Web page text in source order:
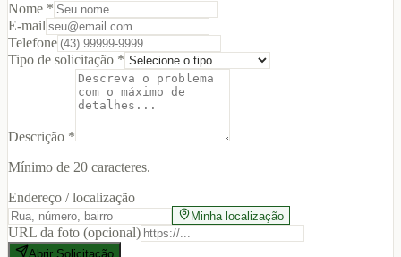
Nome *
E-mail
Telefone
Tipo de solicitação *
Descrição *
Mínimo de 20 caracteres.
Endereço / localização
Minha localização
URL da foto (opcional)
Abrir Solicitação